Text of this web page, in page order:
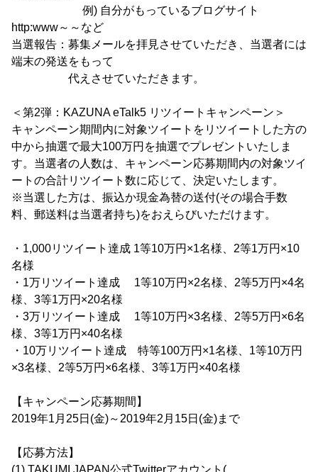
例) 自分がもっているブログサイト
http:www～～など
当選報告：募集メールを拝見させていただき、当選者には
端末の発送をもって
代えさせていただきます。
＜第2弾：KAZUNA eTalk5 リツイートキャンペーン＞
キャンペーン期間内に対象ツイートをリツイートした方の
中から抽選で最大100万円を抽選でプレゼントいたしま
す。当選者の人数は、キャンペーン応募期間内の対象ツイ
ートの合計リツイート数に応じて、決定いたします。
※当選した方は、振込か現金為替の送付(その場合手数
料、郵送料は当選者持ち)をおえらびいただけます。
・1,000リツイート達成 1等10万円×1名様、2等1万円×10
名様
・1万リツイート達成 1等10万円×2名様、2等5万円×4名
様、3等1万円×20名様
・3万リツイート達成 1等10万円×3名様、2等5万円×6名
様、3等1万円×40名様
・10万リツイート達成 特等100万円×1名様、1等10万円
×3名様、2等5万円×6名様、3等1万円×40名様
【キャンペーン応募期間】
2019年1月25日(金)～2019年2月15日(金)まで
【応募方法】
(1) TAKUMI JAPAN公式Twitterアカウント(